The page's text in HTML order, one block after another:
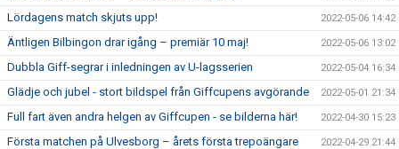
Lördagens match skjuts upp! 2022-05-06 14:42
Äntligen Bilbingon drar igång – premiär 10 maj! 2022-05-06 13:02
Dubbla Giff-segrar i inledningen av U-lagsserien 2022-05-04 16:34
Glädje och jubel - stort bildspel från Giffcupens avgörande 2022-05-01 21:34
Full fart även andra helgen av Giffcupen - se bilderna här! 2022-04-30 15:23
Första matchen på Ulvesborg – årets första trepoängare 2022-04-29 21:44